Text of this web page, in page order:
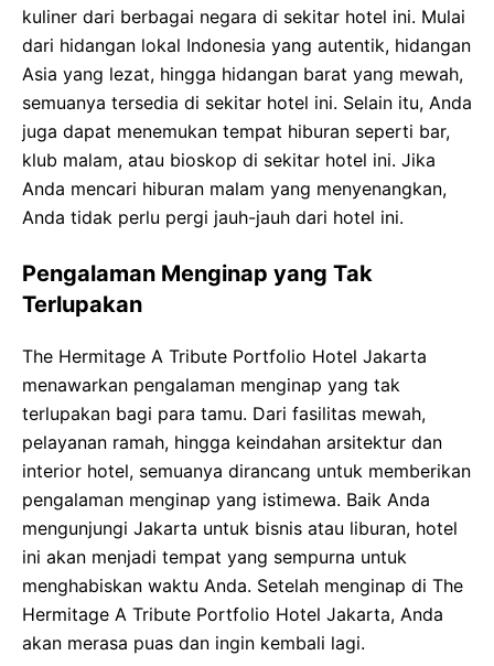
kuliner dari berbagai negara di sekitar hotel ini. Mulai
dari hidangan lokal Indonesia yang autentik, hidangan
Asia yang lezat, hingga hidangan barat yang mewah,
semuanya tersedia di sekitar hotel ini. Selain itu, Anda
juga dapat menemukan tempat hiburan seperti bar,
klub malam, atau bioskop di sekitar hotel ini. Jika
Anda mencari hiburan malam yang menyenangkan,
Anda tidak perlu pergi jauh-jauh dari hotel ini.
Pengalaman Menginap yang Tak
Terlupakan
The Hermitage A Tribute Portfolio Hotel Jakarta
menawarkan pengalaman menginap yang tak
terlupakan bagi para tamu. Dari fasilitas mewah,
pelayanan ramah, hingga keindahan arsitektur dan
interior hotel, semuanya dirancang untuk memberikan
pengalaman menginap yang istimewa. Baik Anda
mengunjungi Jakarta untuk bisnis atau liburan, hotel
ini akan menjadi tempat yang sempurna untuk
menghabiskan waktu Anda. Setelah menginap di The
Hermitage A Tribute Portfolio Hotel Jakarta, Anda
akan merasa puas dan ingin kembali lagi.